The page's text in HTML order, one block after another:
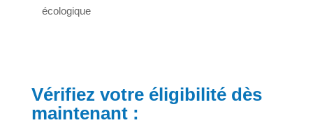
écologique
Vérifiez votre éligibilité dès
maintenant :